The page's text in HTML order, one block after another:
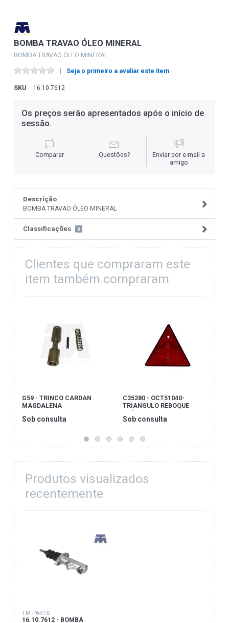
BOMBA TRAVAO ÓLEO MINERAL
BOMBA TRAVAO ÓLEO MINERAL
Seja o primeiro a avaliar este item
SKU 16.10.7612
Os preços serão apresentados após o início de
sessão.
Comparar Questões?
Enviar por e-mail a
amigo
Descrição
BOMBA TRAVAO ÓLEO MINERAL
Classificações 0
Clientes que compraram este
item também compraram
G59 - TRINCO CARDAN
MAGDALENA
Sob consulta
C35280 - OCT51040-
TRIANGULO REBOQUE
Sob consulta
Produtos visualizados
recentemente
TM PARTS
16.10.7612 - BOMBA